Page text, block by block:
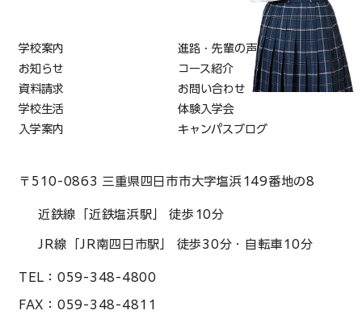
〒510-0863 三重県四日市市大字塩浜149番地の8
近鉄線「近鉄塩浜駅」 徒歩10分
JR線「JR南四日市駅」 徒歩30分・自転車10分
TEL： 059-348-4800
FAX： 059-348-4811
学校案内
進路・先輩の声
お知らせ
コース紹介
資料請求
お問い合わせ
学校生活
体験入学会
入学案内
キャンパスブログ